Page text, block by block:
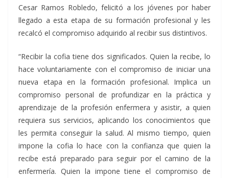
Cesar Ramos Robledo, felicitó a los jóvenes por haber
llegado a esta etapa de su formación profesional y les
recalcó el compromiso adquirido al recibir sus distintivos.
“Recibir la cofia tiene dos significados. Quien la recibe, lo
hace voluntariamente con el compromiso de iniciar una
nueva etapa en la formación profesional. Implica un
compromiso personal de profundizar en la práctica y
aprendizaje de la profesión enfermera y asistir, a quien
requiera sus servicios, aplicando los conocimientos que
les permita conseguir la salud. Al mismo tiempo, quien
impone la cofia lo hace con la confianza que quien la
recibe está preparado para seguir por el camino de la
enfermería. Quien la impone tiene el compromiso de